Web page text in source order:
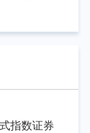
指数证券